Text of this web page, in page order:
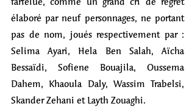
élaboré par neuf personnages, ne portant
pas de nom, joués respectivement par :
Selima Ayari, Hela Ben Salah, Aïcha
Bessaïdi, Sofiene Bouajila, Oussema
Dahem, Khaoula Daly, Wassim Trabelsi,
Skander Zehani et Layth Zouaghi.